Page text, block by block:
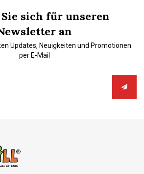
sich für unseren
an
Updates, Neuigkeiten und Promotionen
per E-Mail